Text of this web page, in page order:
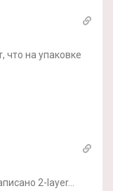
что на упаковке
2-layer…